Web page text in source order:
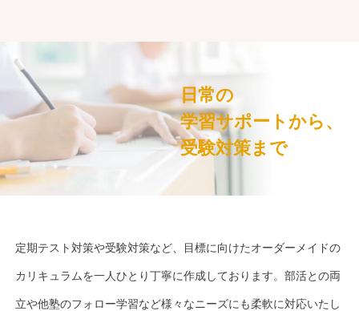
日常の
学習サポートから、
受験対策まで
定期テスト対策や受験対策など、目標に向けたオーダーメイドの
カリキュラムを一人ひとり丁寧に作成しております。部活との両
立や他塾のフォロー学習など様々なニーズにも柔軟に対応いたし